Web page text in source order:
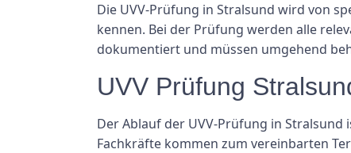
Die UVV-Prüfung in Stralsund wird von
kennen. Bei der Prüfung werden alle
dokumentiert und müssen umgehend
UVV Prüfung
Der Ablauf der UVV-Prüfung in
Fachkräfte kommen zum vereinbarten